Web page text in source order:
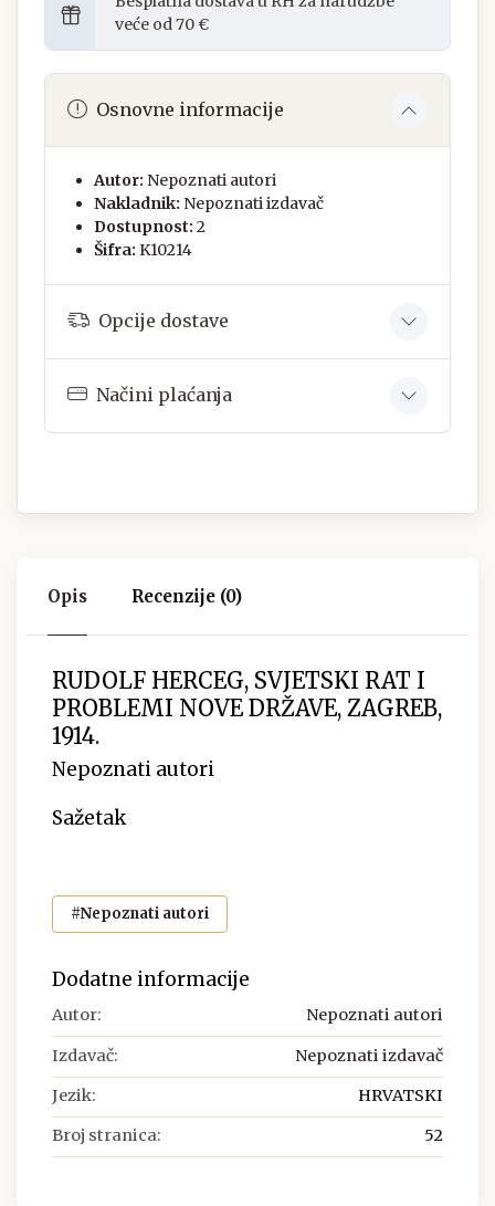
veće od 70 €
Osnovne informacije
Autor: Nepoznati autori
Nakladnik: Nepoznati izdavač
Dostupnost: 2
Šifra: K10214
Opcije dostave
Načini plaćanja
Opis Recenzije (0)
RUDOLF HERCEG, SVJETSKI RAT I
PROBLEMI NOVE DRŽAVE, ZAGREB,
1914.
Nepoznati autori
Sažetak
#Nepoznati autori
Dodatne informacije
Autor: Nepoznati autori
Izdavač: Nepoznati izdavač
Jezik: HRVATSKI
Broj stranica: 52